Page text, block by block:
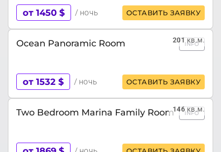
от 1450 $ / ночь ОСТАВИТЬ ЗАЯВКУ
201кв.м.
Ocean Panoramic Room INFO
от 1532 $ / ночь ОСТАВИТЬ ЗАЯВКУ
146кв.м.
Two Bedroom Marina Family Room INFO